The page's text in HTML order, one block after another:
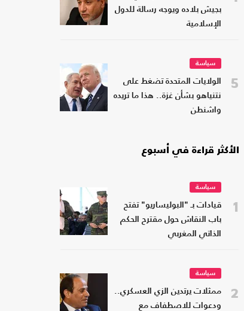
بجيش بلاده ويوجه رسالة للدول
الإسلامية
5
سياسة
الولايات المتحدة تضغط على
نتنياهو بشأن غزة.. هذا ما تريده
واشنطن
الأكثر قراءة في أسبوع
1
سياسة
قيادات بـ "البوليساريو" تفتح
باب النقاش حول مقترح الحكم
الذاتي المغربي
2
سياسة
ممثلات يرتدين الزي العسكري..
ودعوات للاصطفاف مع